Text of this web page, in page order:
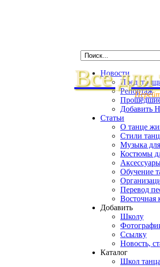
Все для
Новости
Репортаж
Добавить
Статьи
О танце
Стили
Музыка
Костюмы
Обучение
Перевод
Восточная
Добавить
Школу
Ссылку
Новость,
Каталог
Школ танца